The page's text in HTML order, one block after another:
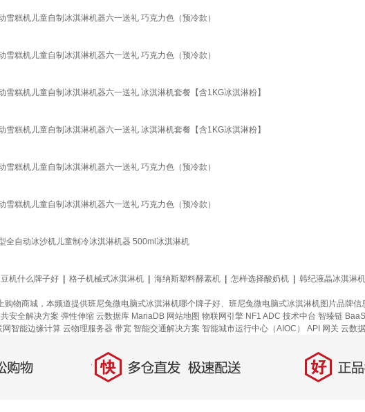
糕机儿童自制冰淇淋机器六一送礼 巧克力色（预冷款）
糕机儿童自制冰淇淋机器六一送礼 巧克力色（预冷款）
糕机儿童自制冰淇淋机器六一送礼 冰淇淋机套餐【含1KG冰淇淋粉】
糕机儿童自制冰淇淋机器六一送礼 冰淇淋机套餐【含1KG冰淇淋粉】
糕机儿童自制冰淇淋机器六一送礼 巧克力色（预冷款）
糕机儿童自制冰淇淋机器六一送礼 巧克力色（预冷款）
全自动冰沙机儿童制冷冰淇淋机器 500ml冰淇淋机
机什么牌子好 格子机械式冰淇淋机 海纳斯塑料酵素机 怎样选择酸奶机 韩纪液晶冰淇淋机
物商城，本频道提供班尼兔微电脑式冰淇淋机哪个牌子好、班尼兔微电脑式冰淇淋机图片品牌
安全解决方案 弹性伸缩 云数据库 MariaDB 网站地图 物联网引擎 NF1 ADC 技术中台 智臻链
网智能边缘计算 云物理服务器 带宽 智能交通解决方案 智能城市运行中心（AIOC） API 网关 云数
物 快 多仓直发，极速配送 好 正品